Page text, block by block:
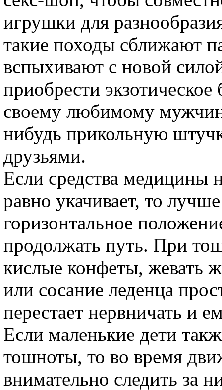
игрушки для
такие походы сближают
вспыхивают с новой
приобрести
своему любимому
нибудь прикольную
друзьями.
Если средства медицины
равно укачивает, то
горизонтальное
продолжать путь. При
кислые конфеты, жевать
или сосание леденца
перестает нервничать и
Если маленькие дети
тошноты, то во время
внимательно следить за